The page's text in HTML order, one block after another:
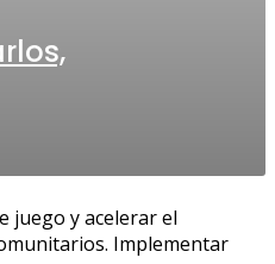
juego y acelerar el
Implementar